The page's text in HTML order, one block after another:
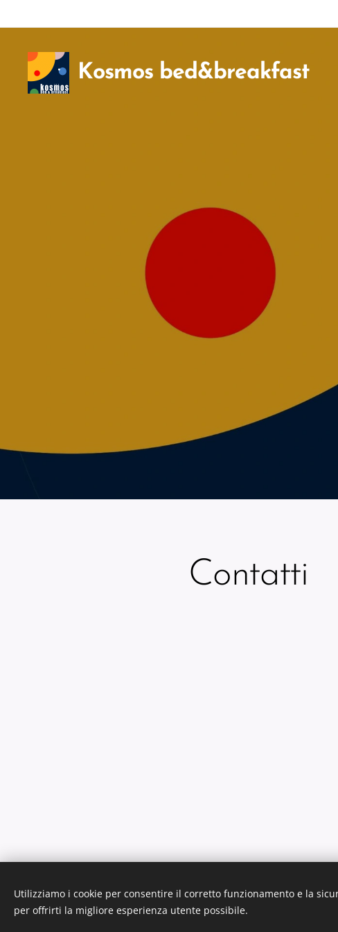
Kosmos bed&breakfast
Contatti
Utilizziamo i cookie per consentire il corretto funzionamento e la
per offrirti la migliore esperienza utente possibile.